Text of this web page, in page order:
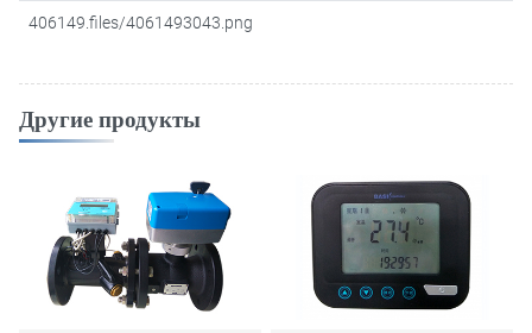
406149.files/4061493043.png
Другие продукты